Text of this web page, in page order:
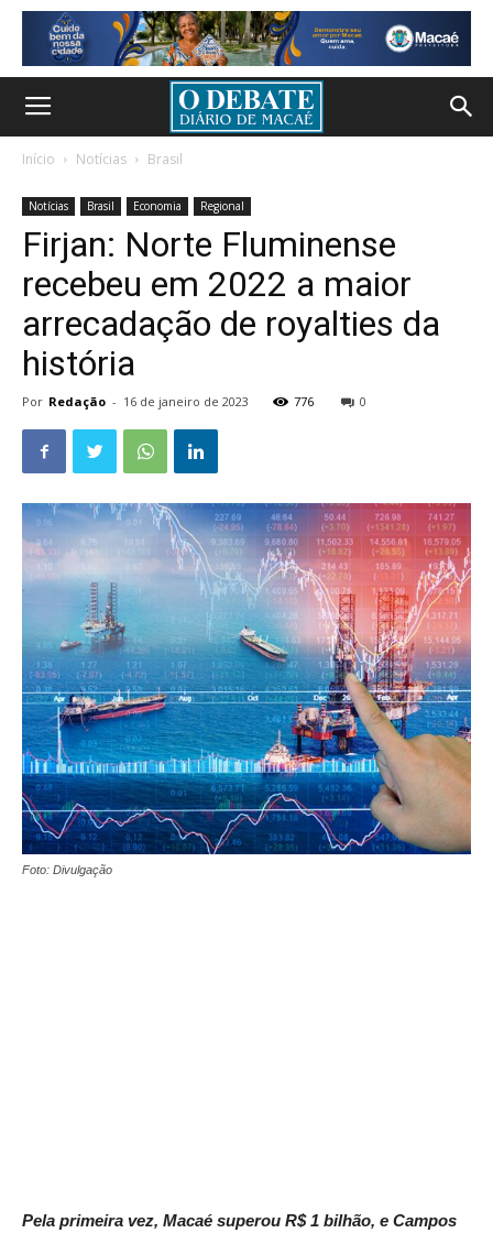
Início Notícias Brasil
Notícias Brasil Economia Regional
Firjan: Norte Fluminense
recebeu em 2022 a maior
arrecadação de royalties da
história
Por Redação - 16 de janeiro de 2023 776 0
Foto: Divulgação
Pela primeira vez, Macaé superou R$ 1 bilhão, e Campos